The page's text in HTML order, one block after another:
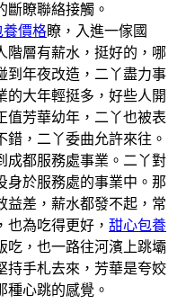
斷瞭聯絡接觸。
養價格瞭，入進一傢國
階層有薪水，挺好的，哪
到年夜改造，二丫盡力事
的大年輕挺多，好些人開
值芳華幼年，二丫也被表
錯，二丫委曲允許來往。
成都服務處事業。二丫對
身於服務處的事業中。那
益差，薪水都發不起，常
也為吃得更好， 甜心包養
吃，也一路往河濱上跳壩
持手札去來，芳華是夸姣
種心跳的感覺。